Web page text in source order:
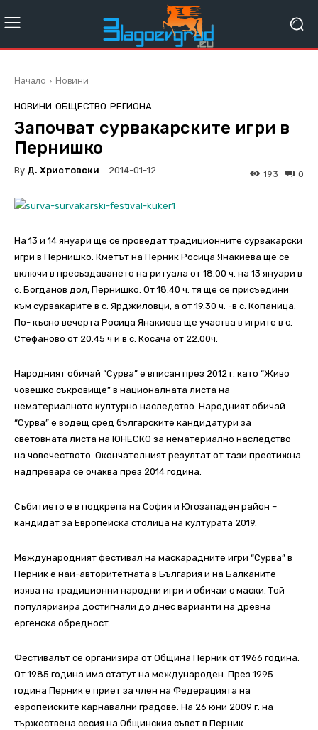
Начало Новини
НОВИНИ ОБЩЕСТВО РЕГИОНА
Започват сурвакарските игри в
Пернишко
By Д. Христовски 2014-01-12 0
193
На 13 и 14 януари ще се проведат традиционните сурвакарски
игри в Пернишко. Кметът на Перник Росица Янакиева ще се
включи в пресъздаването на ритуала от 18.00 ч. на 13 януари в
с. Богданов дол, Пернишко. От 18.40 ч. тя ще се присъедини
към сурвакарите в с. Ярджиловци, а от 19.30 ч. -в с. Копаница.
По- късно вечерта Росица Янакиева ще участва в игрите в с.
Стефаново от 20.45 ч и в с. Косача от 22.00ч.
Народният обичай “Сурва” е вписан през 2012 г. като “Живо
човешко съкровище” в националната листа на
нематериалното културно наследство. Народният обичай
“Сурва” е водещ сред българските кандидатури за
световната листа на ЮНЕСКО за нематериално наследство
на човечеството. Окончателният резултат от тази престижна
надпревара се очаква през 2014 година.
Събитието е в подкрепа на София и Югозападен район –
кандидат за Европейска столица на културата 2019.
Международният фестивал на маскарадните игри “Сурва” в
Перник e най-авторитетната в България и на Балканите
изява на традиционни народни игри и обичаи с маски. Той
популяризира достигнали до днес варианти на древна
ергенска обредност.
Фестивалът се организира от Община Перник от 1966 година.
От 1985 година има статут на международен. През 1995
година Перник е приет за член на Федерацията на
европейските карнавални градове. На 26 юни 2009 г. на
тържествена сесия на Общинския съвет в Перник